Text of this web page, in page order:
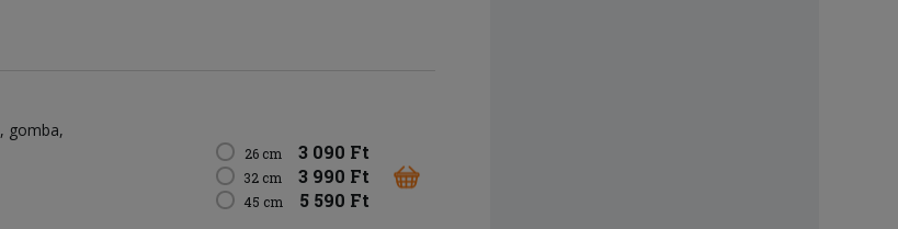
gomba
26 cm 3 090 Ft
32 cm 3 990 Ft
45 cm 5 590 Ft